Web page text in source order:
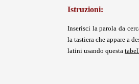
Istruzioni:
Inserisci la parola da
la tastiera che appare a
latini usando questa